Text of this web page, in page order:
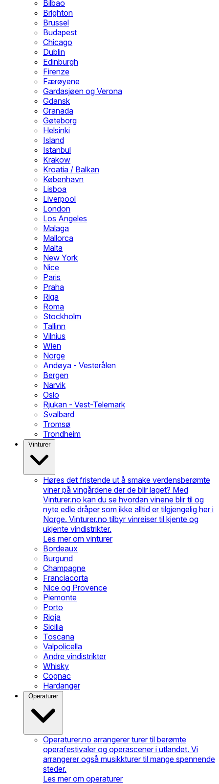
Bilbao
Brighton
Brussel
Budapest
Chicago
Dublin
Edinburgh
Firenze
Færøyene
Gardasjøen og Verona
Gdansk
Granada
Gøteborg
Helsinki
Island
Istanbul
Krakow
Kroatia / Balkan
København
Lisboa
Liverpool
London
Los Angeles
Malaga
Mallorca
Malta
New York
Nice
Paris
Praha
Riga
Roma
Stockholm
Tallinn
Vilnius
Wien
Norge
Andøya - Vesterålen
Bergen
Narvik
Oslo
Rjukan - Vest-Telemark
Svalbard
Tromsø
Trondheim
Vinturer
Høres det fristende ut å smake verdensberømte
viner på vingårdene der de blir laget? Med
Vinturer.no kan du se hvordan vinene blir til og
nyte edle dråper som ikke alltid er tilgjengelig her i
Norge. Vinturer.no tilbyr vinreiser til kjente og
ukjente vindistrikter.
Les mer om vinturer
Bordeaux
Burgund
Champagne
Franciacorta
Nice og Provence
Piemonte
Porto
Rioja
Sicilia
Toscana
Valpolicella
Andre vindistrikter
Whisky
Cognac
Hardanger
Operaturer
Operaturer.no arrangerer turer til berømte
operafestivaler og operascener i utlandet. Vi
arrangerer også musikkturer til mange spennende
steder.
Les mer om operaturer